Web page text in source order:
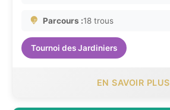
Parcours :18 trous
Tournoi des Jardiniers
EN SAVOIR PLUS